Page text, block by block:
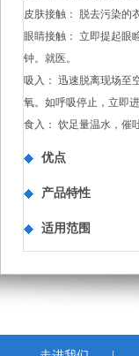
皮肤接触： 脱去污染的
眼睛接触： 立即提起眼
钟。就医。
吸入： 迅速脱离现场至
氧。如呼吸停止，立即
食入： 饮足量温水，催
优点
产品特性
适用范围